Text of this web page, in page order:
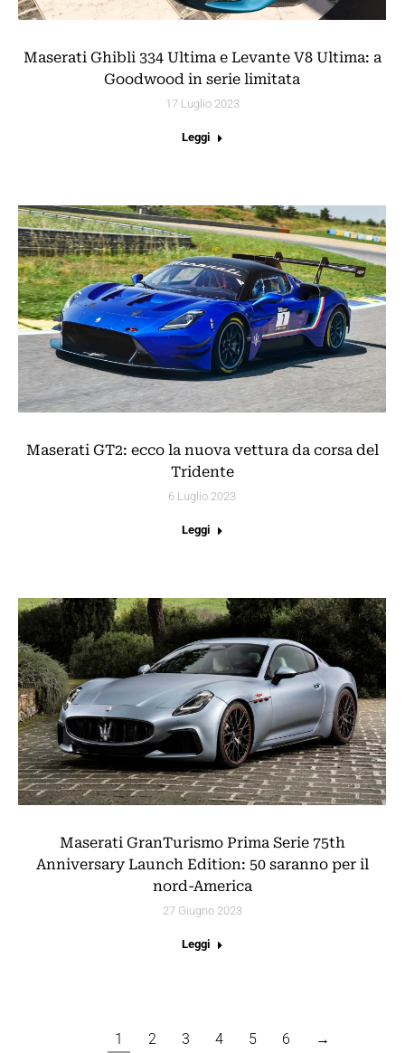
Maserati Ghibli 334 Ultima e Levante V8 Ultima: a
Goodwood in serie limitata
17 Luglio 2023
Leggi
Maserati GT2: ecco la nuova vettura da corsa del
Tridente
6 Luglio 2023
Leggi
Maserati GranTurismo Prima Serie 75th
Anniversary Launch Edition: 50 saranno per il
nord-America
27 Giugno 2023
Leggi
1 2 3 4 5 6 →